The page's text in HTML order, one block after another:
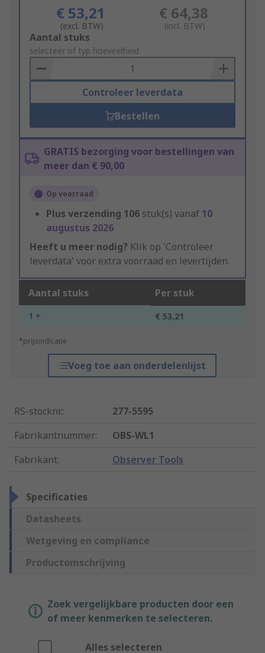
€ 53,21
(excl. BTW)
€ 64,38
(incl. BTW)
Add
to
Basket
Aantal stuks
selecteer of typ hoeveelheid
Controleer leverdata
Bestellen
GRATIS bezorging voor bestellingen van
meer dan € 90,00
Op voorraad
Plus verzending 106 stuk(s) vanaf 10
augustus 2026
Heeft u meer nodig? Klik op 'Controleer
leverdata' voor extra voorraad en levertijden.
Aantal stuks Per stuk
1 + € 53,21
*prijsindicatie
Voeg toe aan onderdelenlijst
RS-stocknr.:
277-5595
Fabrikantnummer:
OBS-WL1
Fabrikant: Observer Tools
Specificaties
Datasheets
Wetgeving en compliance
Productomschrijving
Zoek vergelijkbare producten door een
of meer kenmerken te selecteren.
Alles selecteren